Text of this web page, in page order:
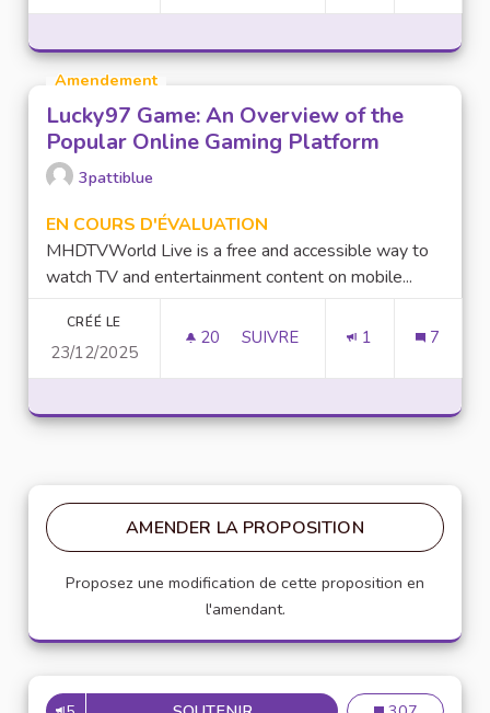
Amendement
Lucky97 Game: An Overview of the
Popular Online Gaming Platform
3pattiblue
EN COURS D'ÉVALUATION
MHDTVWorld Live is a free and accessible way to
watch TV and entertainment content on mobile...
CRÉÉ LE
23/12/2025
20 20 ABONNÉS
SUIVRE 1 7
AMENDER LA PROPOSITION
Proposez une modification de cette proposition en
l'amendant.